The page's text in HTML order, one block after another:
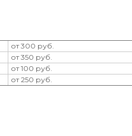
от 300 руб.
от 350 руб.
от 100 руб.
от 250 руб.